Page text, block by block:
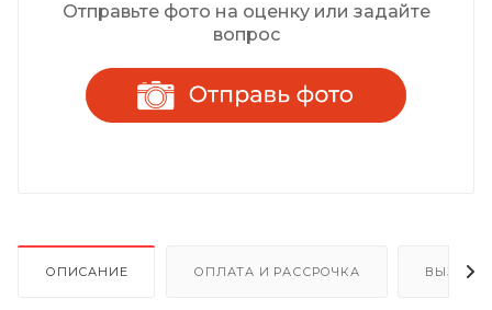
Отправьте фото на оценку или задайте
вопрос
ОПИСАНИЕ ОПЛАТА И РАССРОЧКА ВЫЗОВ